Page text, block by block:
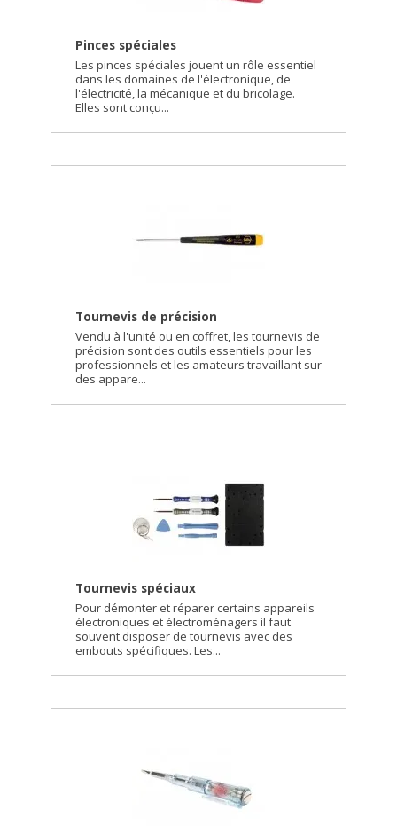
Pinces spéciales
Les pinces spéciales jouent un rôle essentiel
dans les domaines de l'électronique, de
l'électricité, la mécanique et du bricolage.
Elles sont conçu...
Tournevis de précision
Vendu à l'unité ou en coffret, les tournevis de
précision sont des outils essentiels pour les
professionnels et les amateurs travaillant sur
des appare...
Tournevis spéciaux
Pour démonter et réparer certains appareils
électroniques et électroménagers il faut
souvent disposer de tournevis avec des
embouts spécifiques. Les...